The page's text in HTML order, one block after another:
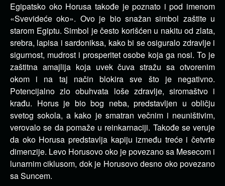
Egipatsko oko Horusa takođe je poznato i pod imenom
«Svevideće oko». Ovo je bio snažan simbol zaštite u
starom Egiptu. Simbol je često korišćen u nakitu od zlata,
srebra, lapisa i sardoniksa, kako bi se osiguralo zdravlje i
sigurnost, mudrost i prosperitet osobe koja ga nosi. To je
zaštitna amajlija koja uvek čuva stražu sa otvorenim
okom i na taj način blokira sve što je negativno.
Potencijalno zlo obuhvata loše zdravlje, siromaštvo i
krađu. Horus je bio bog neba, predstavljen u obličju
svetog sokola, a kako je smatran večnim i neuništivim,
verovalo se da pomaže u reinkarnaciji. Takođe se veruje
da oko Horusa predstavlja kapiju između treće i četvrte
dimenzije. Levo Horusovo oko je povezano sa Mesecom i
lunarnim ciklusom, dok je Horusovo desno oko povezano
sa Suncem.